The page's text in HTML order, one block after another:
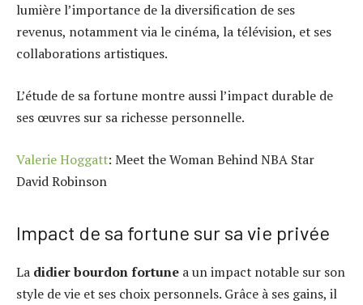
lumière l’importance de la diversification de ses
revenus, notamment via le cinéma, la télévision, et ses
collaborations artistiques.
L’étude de sa fortune montre aussi l’impact durable de
ses œuvres sur sa richesse personnelle.
Valerie Hoggatt: Meet the Woman Behind NBA Star
David Robinson
Impact de sa fortune sur sa vie privée
La didier bourdon fortune a un impact notable sur son
style de vie et ses choix personnels. Grâce à ses gains, il